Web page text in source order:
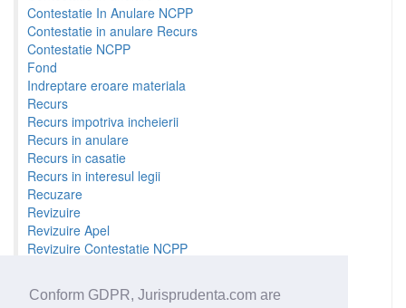
Conform GDPR, Jurisprudenta.com are
Contestatie In Anulare NCPP
Contestatie in anulare Recurs
Contestatie NCPP
Fond
Indreptare eroare materiala
Recurs
Recurs impotriva incheierii
Recurs in anulare
Recurs in casatie
Recurs in interesul legii
Recuzare
Revizuire
Revizuire Apel
Revizuire Contestatie NCPP
Sesizare prealabila